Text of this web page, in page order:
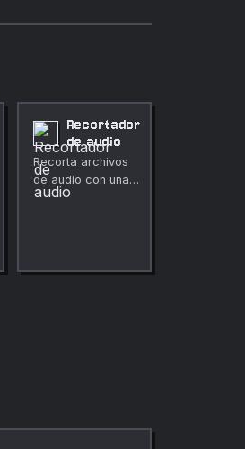
Recortador
de audio
Recorta archivos
de audio con una
hora de inicio y fin
seleccionado y